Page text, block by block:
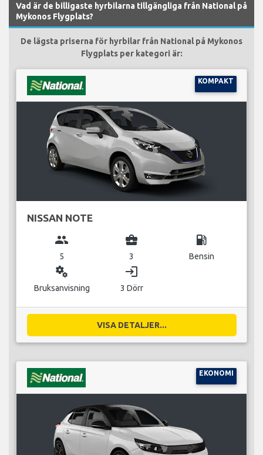
Vad är de billigaste hyrbilarna tillgängliga från National på
Mykonos Flygplats?
De lägsta priserna för hyrbilar från National på Mykonos
Flygplats per kategori är:
KOMPAKT
NISSAN NOTE
group
5
business_center
3
local_gas_station
Bensin
miscellaneous_services
Bruksanvisning
login
3 Dörr
VISA DETALJER...
EKONOMI